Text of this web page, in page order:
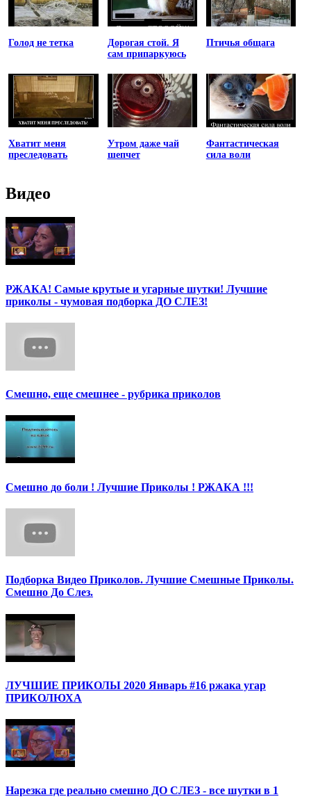
Голод не тетка
Дорогая стой. Я
сам припаркуюсь
Птичья общага
Хватит меня
преследовать
Утром даже чай
шепчет
Фантастическая
сила воли
Видео
РЖАКА! Самые крутые и угарные шутки! Лучшие
приколы - чумовая подборка ДО СЛЕЗ!
Смешно, еще смешнее - рубрика приколов
Смешно до боли ! Лучшие Приколы ! РЖАКА !!!
Подборка Видео Приколов. Лучшие Смешные Приколы.
Смешно До Слез.
ЛУЧШИЕ ПРИКОЛЫ 2020 Январь #16 ржака угар
ПРИКОЛЮХА
Нарезка где реально смешно ДО СЛЕЗ - все шутки в 1